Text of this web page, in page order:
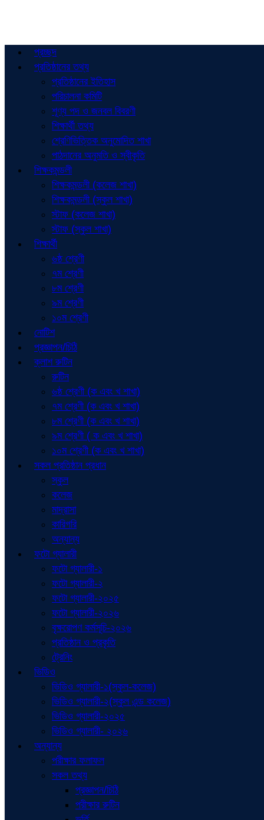
প্রচ্ছদ
প্রতিষ্ঠানের তথ্য
প্রতিষ্ঠানের ইতিহাস
পরিচালনা কমিটি
শূণ্য পদ ও জনবল বিবরণী
শিক্ষার্থী তথ্য
শ্রেণিভিত্তিক অনুমোদিত শাখা
পাঠদানের অনুমতি ও স্বীকৃতি
শিক্ষকমন্ডলী
শিক্ষকমন্ডলী (কলেজ শাখা)
শিক্ষকমন্ডলী (স্কুল শাখা)
স্টাফ (কলেজ শাখা)
স্টাফ (স্কুল শাখা)
শিক্ষার্থী
৬ষ্ঠ শ্রেণী
৭ম শ্রেণী
৮ম শ্রেণী
৯ম শ্রেণী
১০ম শ্রেণী
নোটিশ
প্রজ্ঞাপন/চিঠি
ক্লাশ রুটিন
রুটিন
৬ষ্ঠ শ্রেণী (ক এবং খ শাখা)
৭ম শ্রেণী (ক এবং খ শাখা)
৮ম শ্রেণী (ক এবং খ শাখা)
৯ম শ্রেণী ( ক এবং খ শাখা)
১০ম শ্রেণী (ক এবং খ শাখা)
সকল প্রতিষ্ঠান প্রধান
স্কুল
কলেজ
মাদ্রাসা
কারিগরি
অন্যান্য
ফটো গ্যালারী
ফটো গ্যালারী-১
ফটো গ্যালারী-২
ফটো গ্যালারী-২০২৫
ফটো গ্যালারী-২০২৬
বৃক্ষরোপণ কর্মসূচি-২০২৬
প্রতিষ্ঠান ও প্রকৃতি
ট্রেনিং
ভিডিও
ভিডিও গ্যালারী-১(স্কুল-কলেজ)
ভিডিও গ্যালারী-২(স্কুল এন্ড কলেজ)
ভিডিও গ্যালারী-২০২৫
ভিডিও গ্যালারী- ২০২৬
অন্যান্য
পরীক্ষার ফলাফল
সকল তথ্য
প্রজ্ঞাপন/চিঠি
পরীক্ষার রুটিন